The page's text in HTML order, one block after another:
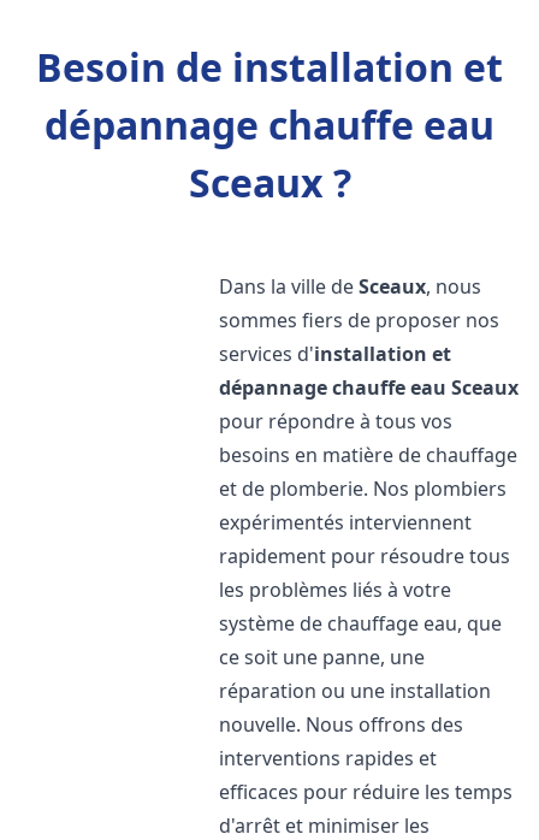
Besoin de installation et
dépannage chauffe eau
Sceaux ?
Dans la ville deSceaux, nous
sommes fiers de proposer nos
services d'installation et
dépannage chauffe eau Sceaux
pour répondre à tous vos
besoins en matière de chauffage
et de plomberie. Nos plombiers
expérimentés interviennent
rapidement pour résoudre tous
les problèmes liés à votre
système de chauffage eau, que
ce soit une panne, une
réparation ou une installation
nouvelle. Nous offrons des
interventions rapides et
efficaces pour réduire les temps
d'arrêt et minimiser les